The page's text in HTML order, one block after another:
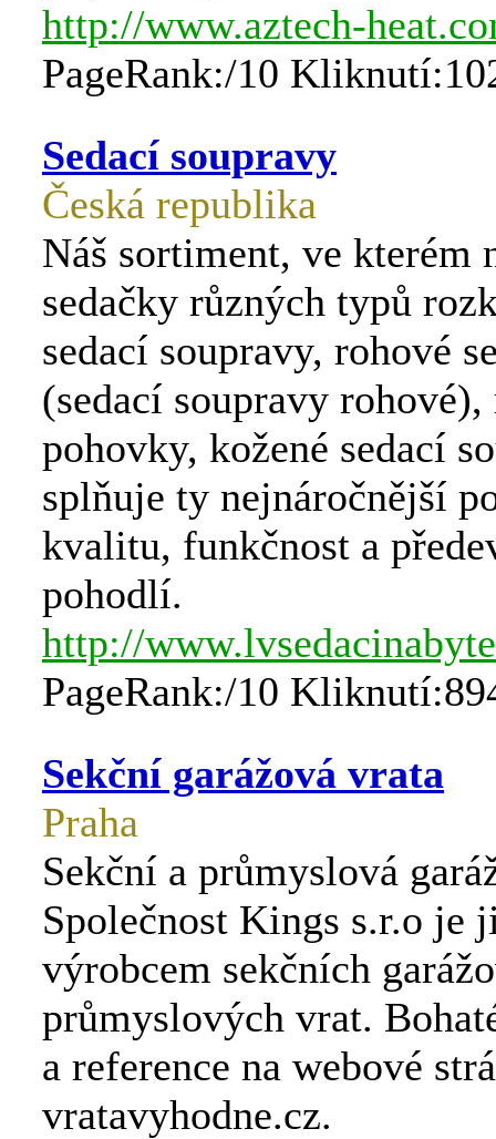
http://www.aztech-
PageRank:/10
Sedací soupravy
Česká republika
Náš sortiment, ve kterém
sedačky různých typů
sedací soupravy, rohové
(sedací soupravy
pohovky, kožené sedací
splňuje ty nejnáročnější
kvalitu, funkčnost a
pohodlí.
http://
PageRank:/10
Sekční garážová vrata
Praha
Sekční a průmyslová
Společnost Kings s.r.o je
výrobcem sekčních
průmyslových vrat.
a reference na webové
vratavyhodne.cz.